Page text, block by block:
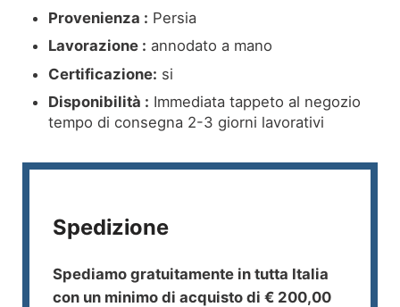
Provenienza : Persia
Lavorazione : annodato a mano
Certificazione: si
Disponibilità : Immediata tappeto al negozio
tempo di consegna 2-3 giorni lavorativi
Spedizione
Spediamo gratuitamente in tutta Italia
con un minimo di acquisto di € 200,00